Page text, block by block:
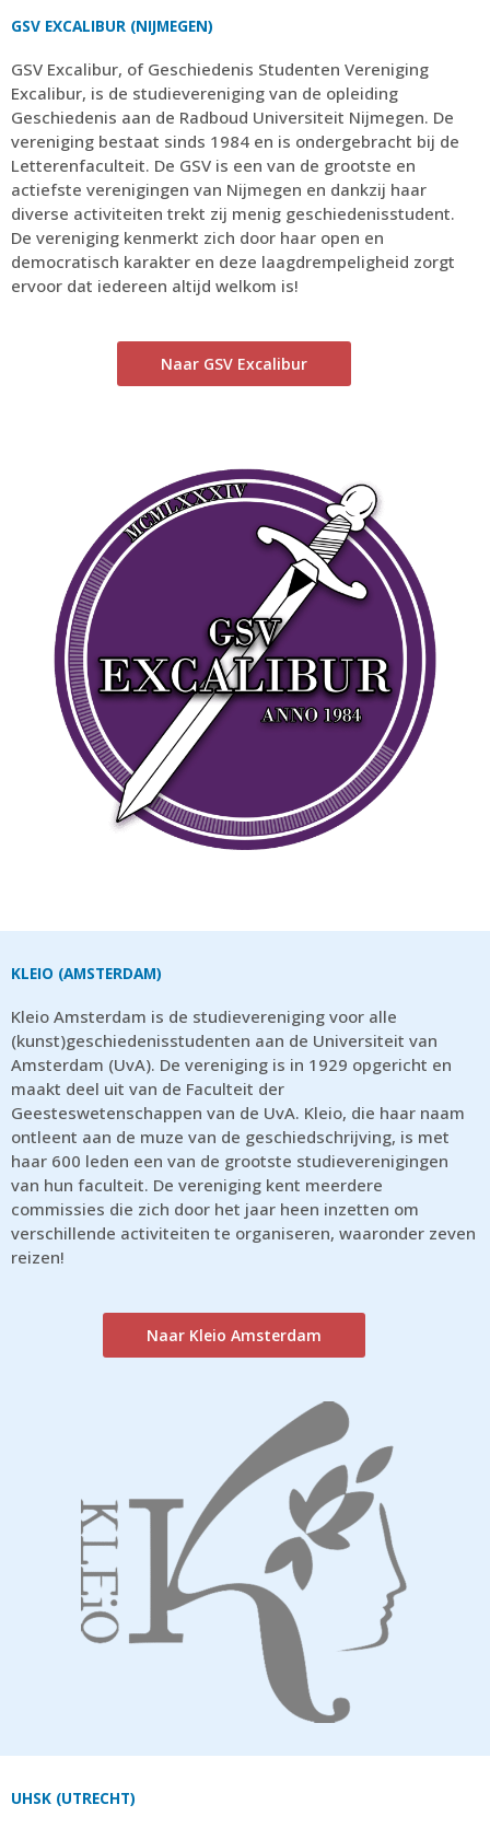
GSV EXCALIBUR (NIJMEGEN)
GSV Excalibur, of Geschiedenis Studenten Vereniging
Excalibur, is de studievereniging van de opleiding
Geschiedenis aan de Radboud Universiteit Nijmegen. De
vereniging bestaat sinds 1984 en is ondergebracht bij de
Letterenfaculteit. De GSV is een van de grootste en
actiefste verenigingen van Nijmegen en dankzij haar
diverse activiteiten trekt zij menig geschiedenisstudent.
De vereniging kenmerkt zich door haar open en
democratisch karakter en deze laagdrempeligheid zorgt
ervoor dat iedereen altijd welkom is!
Naar GSV Excalibur
KLEIO (AMSTERDAM)
Kleio Amsterdam is de studievereniging voor alle
(kunst)geschiedenisstudenten aan de Universiteit van
Amsterdam (UvA). De vereniging is in 1929 opgericht en
maakt deel uit van de Faculteit der
Geesteswetenschappen van de UvA. Kleio, die haar naam
ontleent aan de muze van de geschiedschrijving, is met
haar 600 leden een van de grootste studieverenigingen
van hun faculteit. De vereniging kent meerdere
commissies die zich door het jaar heen inzetten om
verschillende activiteiten te organiseren, waaronder zeven
reizen!
Naar Kleio Amsterdam
UHSK (UTRECHT)